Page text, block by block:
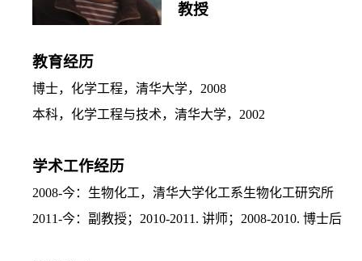
教授
教育经历
博士，化学工程，清华大学， 2008
本科，化学工程与技术，清华大学， 2002
学术工作经历
2008-今：生物化工，清华大学化工系生物化工研究所
2011-今：副教授； 2010-2011. 讲师； 2008-2010. 博士后